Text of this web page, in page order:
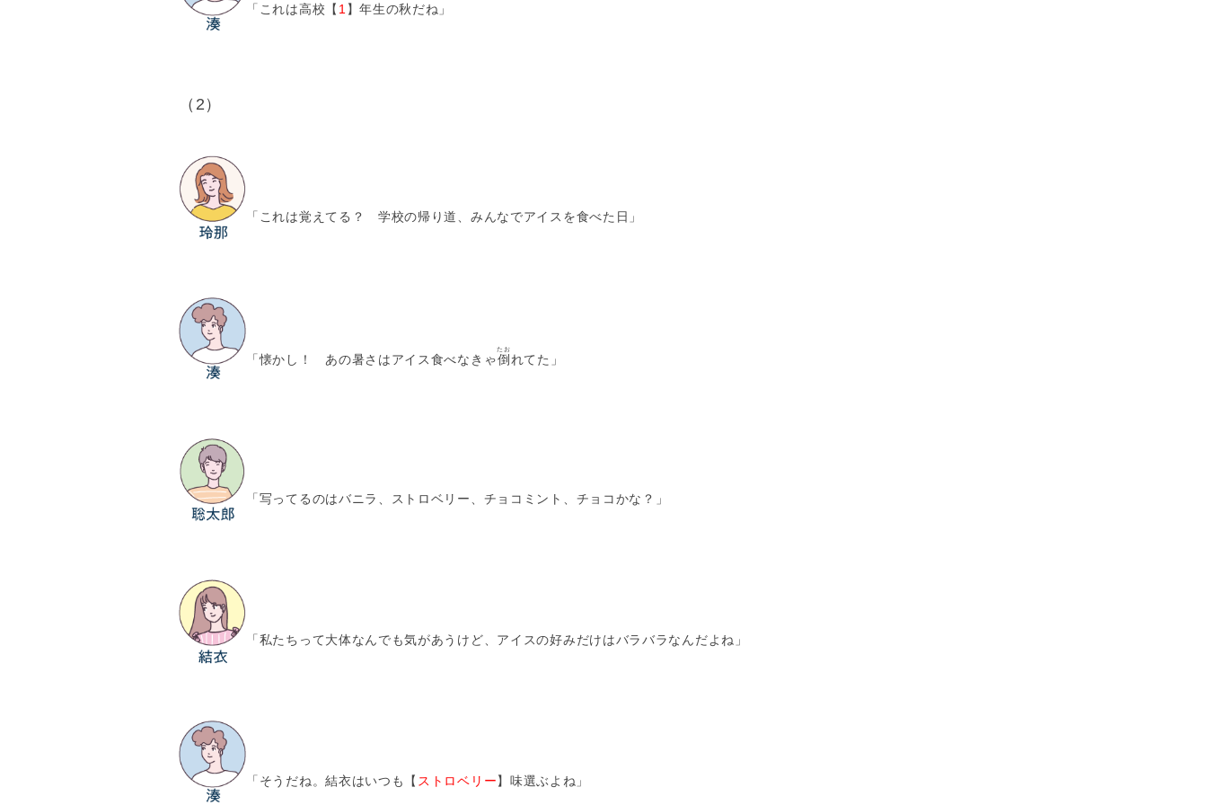
「これは高校【 1 】年生の秋だね」
（2）
「これは覚えてる？ 学校の帰り道、みんなでアイスを食べた日」
「懐かし！ あの暑さはアイス食べなきゃ倒
たお
れてた」
「写ってるのはバニラ、ストロベリー、チョコミント、チョコかな？」
「私たちって大体なんでも気があうけど、アイスの好みだけはバラバラなんだよね」
「そうだね。結衣はいつも【 ストロベリー】味選ぶよね」